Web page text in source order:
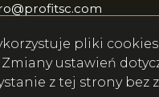
pliki
ustawień
z tej strony bez